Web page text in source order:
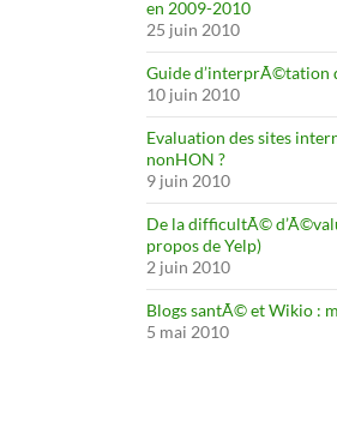
en 2009-2010
25 juin 2010
Guide d’interprÃ©tation
10 juin 2010
Evaluation des sites
nonHON ?
9 juin 2010
De la difficultÃ©
propos de Yelp)
2 juin 2010
Blogs santÃ© et Wikio :
5 mai 2010